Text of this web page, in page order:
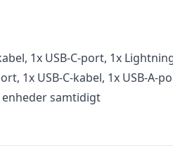
1x USB-C-port, 1x
1x USB-C-kabel, 1x USB-A-
samtidigt